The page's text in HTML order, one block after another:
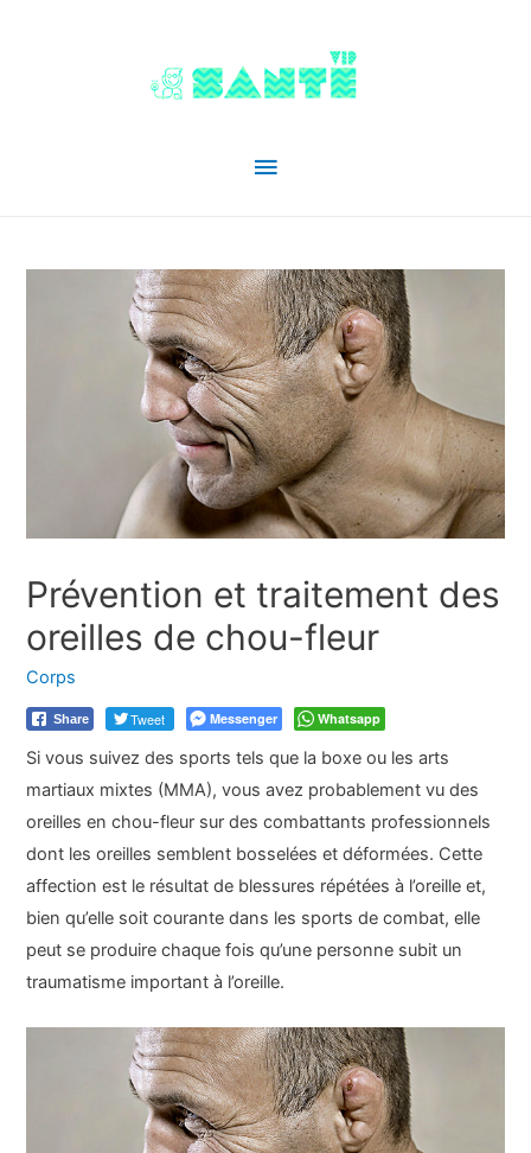
Menu
Prévention et traitement des
oreilles de chou-fleur
Corps
Share Tweet Messenger Whatsapp
Si vous suivez des sports tels que la boxe ou les arts
martiaux mixtes (MMA), vous avez probablement vu des
oreilles en chou-fleur sur des combattants professionnels
dont les oreilles semblent bosselées et déformées. Cette
affection est le résultat de blessures répétées à l’oreille et,
bien qu’elle soit courante dans les sports de combat, elle
peut se produire chaque fois qu’une personne subit un
traumatisme important à l’oreille.